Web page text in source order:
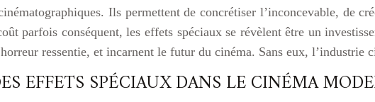
Ils permettent de concrétiser l’inconcevable, de
parfois conséquent, les effets spéciaux se révèlent être un
ressentie, et incarnent le futur du cinéma. Sans eux, l’industrie
EFFETS SPÉCIAUX DANS LE CINÉMA